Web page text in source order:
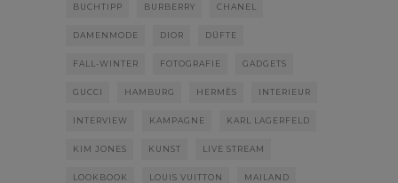
BUCHTIPP BURBERRY CHANEL
DAMENMODE DIOR DÜFTE
FALL-WINTER FOTOGRAFIE GADGETS
GUCCI HAMBURG HERMÈS INTERIEUR
INTERVIEW KAMPAGNE KARL LAGERFELD
KIM JONES KUNST LIVE STREAM
LOOKBOOK LOUIS VUITTON MAILAND